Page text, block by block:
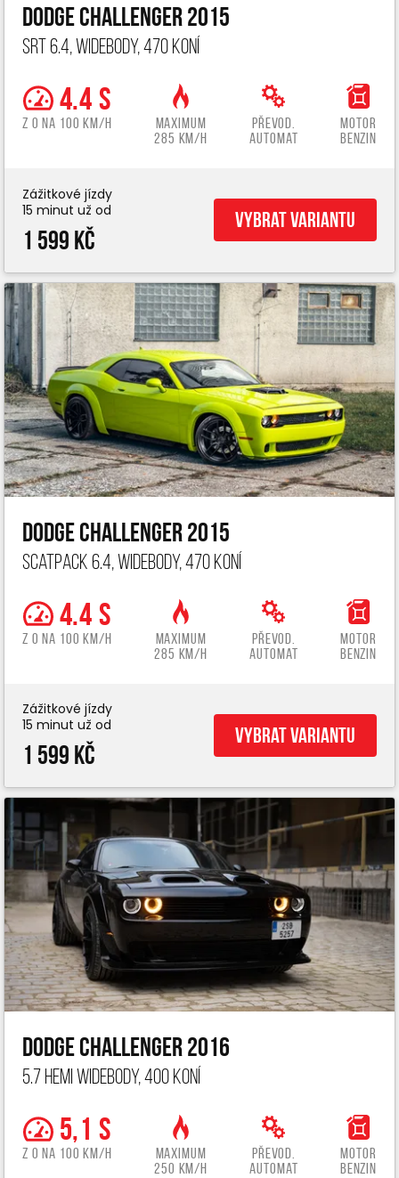
Dodge Challenger 2015
SRT 6.4, widebody, 470 koní
4.4 s
z 0 na 100 km/h
Maximum
285 km/h
Převod.
automat
Motor
benzin
Zážitkové jízdy
15 minut už od
1 599 Kč
Vybrat variantu
Dodge Challenger 2015
ScatPack 6.4, widebody, 470 koní
4.4 s
z 0 na 100 km/h
Maximum
285 km/h
Převod.
automat
Motor
benzin
Zážitkové jízdy
15 minut už od
1 599 Kč
Vybrat variantu
Dodge Challenger 2016
5.7 Hemi widebody, 400 koní
5,1 s
z 0 na 100 km/h
Maximum
250 km/h
Převod.
automat
Motor
benzin